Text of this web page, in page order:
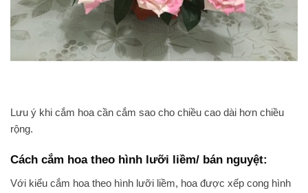
Lưu ý khi cắm hoa cần cắm sao cho chiều cao dài hơn chiều
rộng.
Cách cắm hoa theo hình lưỡi liềm/ bán nguyệt:
Với kiểu cắm hoa theo hình lưỡi liềm, hoa được xếp cong hình